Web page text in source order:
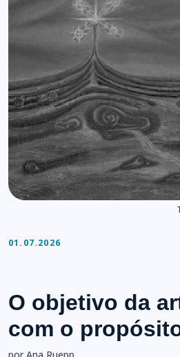
01.07.2026
O objetivo da
com o